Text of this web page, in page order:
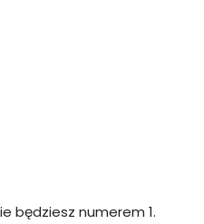
będziesz numerem 1.